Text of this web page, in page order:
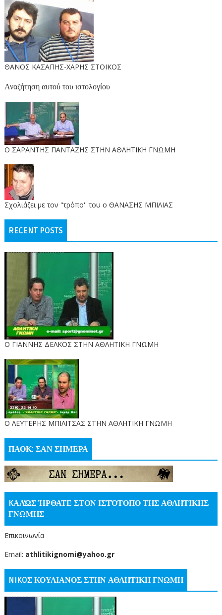
ΘΑΝΟΣ ΚΑΣΑΠΗΣ-ΧΑΡΗΣ ΣΤΟΙΚΟΣ
Αναζήτηση αυτού του ιστολογίου
O ΣΑΡΑΝΤΗΣ ΠΑΝΤΑΖΗΣ ΣΤΗΝ ΑΘΛΗΤΙΚΗ ΓΝΩΜΗ
Σχολιάζει με τον ''τρόπο'' του ο ΘΑΝΑΣΗΣ ΜΠΙΛΙΑΣ
RECENT POSTS
Ο ΓΙΑΝΝΗΣ ΔΕΛΚΟΣ ΣΤΗΝ ΑΘΛΗΤΙΚΗ ΓΝΩΜΗ
O ΛΕΥΤΕΡΗΣ ΜΠΙΛΙΤΣΑΣ ΣΤΗΝ ΑΘΛΗΤΙΚΗ ΓΝΩΜΗ
ΠΑΟΚ: ΣΑΝ ΣΗΜΕΡΑ
KΑΛΏΣ ΉΡΘΑΤΕ ΣΤΟΝ ΙΣΤΌΤΟΠΟ ΤΗΣ ΑΘΛΗΤΙΚΗΣ
ΓΝΩΜΗΣ
Επικοινωνία
Email: athlitikignomi@yahoo.gr
NIKOΣ ΚΟΥΛΙΑΝΟΣ ΣΤΗΝ ΑΘΛΗΤΙΚΗ ΓΝΩΜΗ